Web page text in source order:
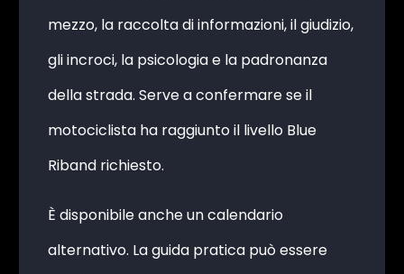
mezzo, la raccolta di informazioni, il giudizio,
gli incroci, la psicologia e la padronanza
della strada. Serve a confermare se il
motociclista ha raggiunto il livello Blue
Riband richiesto.
È disponibile anche un calendario
alternativo. La guida pratica può essere